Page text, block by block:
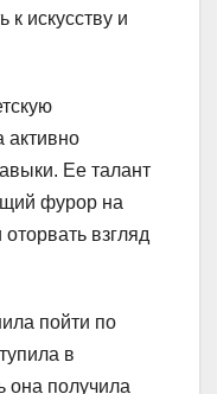
к искусству и
активно
Ее талант
фурор на
взгляд
пойти по
в
она получила